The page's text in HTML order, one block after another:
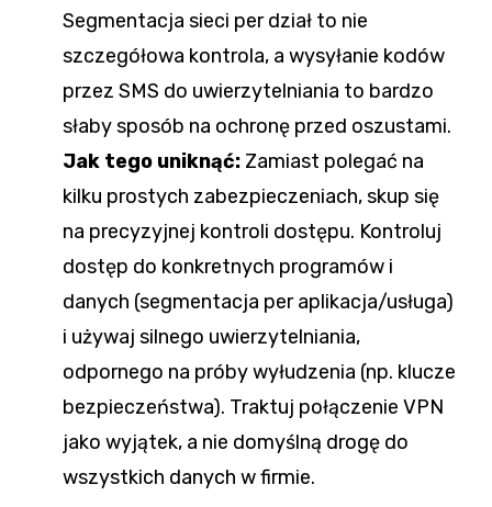
Segmentacja sieci per dział to nie
szczegółowa kontrola, a wysyłanie kodów
przez SMS do uwierzytelniania to bardzo
słaby sposób na ochronę przed oszustami.
Jak tego uniknąć: Zamiast polegać na
kilku prostych zabezpieczeniach, skup się
na precyzyjnej kontroli dostępu. Kontroluj
dostęp do konkretnych programów i
danych (segmentacja per aplikacja/usługa)
i używaj silnego uwierzytelniania,
odpornego na próby wyłudzenia (np. klucze
bezpieczeństwa). Traktuj połączenie VPN
jako wyjątek, a nie domyślną drogę do
wszystkich danych w firmie.